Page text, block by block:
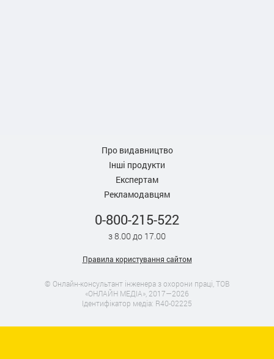
Про видавництво
Інші продукти
Експертам
Рекламодавцям
0-800-215-522
з 8.00 до 17.00
Правила користування сайтом
© Онлайн-консультант інженера з охорони праці, ТОВ
«ОНЛАЙН МЕДІА», 2017—2026
Ідентифікатор медіа: R40-02225